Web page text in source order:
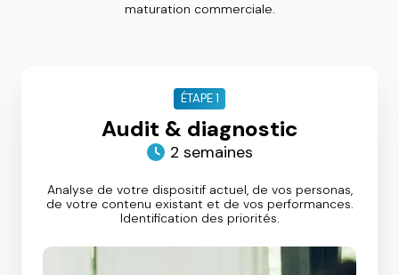
maturation commerciale.
ÉTAPE 1
Audit & diagnostic
2 semaines
Analyse de votre dispositif actuel, de vos personas,
de votre contenu existant et de vos performances.
Identification des priorités.